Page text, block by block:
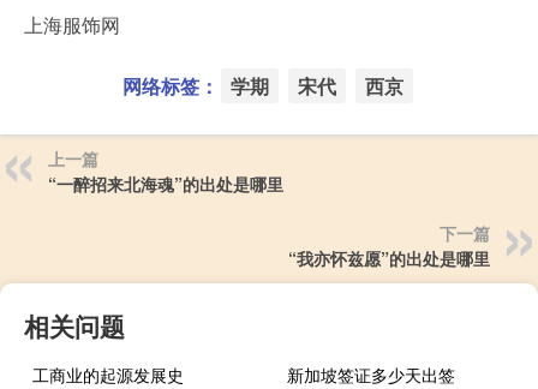
上海服饰网
网络标签： 学期 宋代 西京
上一篇
“一醉招来北海魂”的出处是哪里
下一篇
“我亦怀兹愿”的出处是哪里
相关问题
工商业的起源发展史
新加坡签证多少天出签